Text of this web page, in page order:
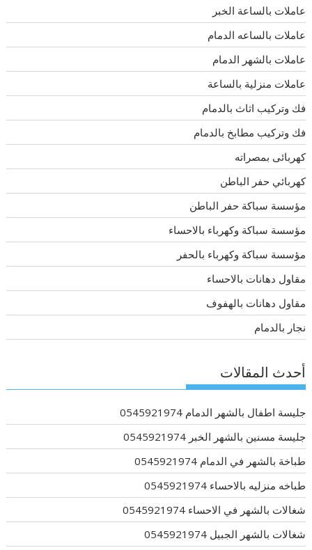
عاملات بالساعة الخبر
عاملات بالساعه الدمام
عاملات بالشهر الدمام
عاملات منزلية بالساعة
فك وتركيب اثاث بالدمام
فك وتركيب مطابخ بالدمام
كهربائى بمصراته
كهربائي حفر الباطن
مؤسسة سباكة حفر الباطن
مؤسسة سباكة وكهرباء بالاحساء
مؤسسة سباكة وكهرباء بالحفر
مقاول دهانات بالاحساء
مقاول دهانات بالهفوف
نجار بالدمام
أحدث المقالات
جليسة اطفال بالشهر الدمام 0545921974
جليسة مسنين بالشهر الخبر 0545921974
طباخة بالشهر في الدمام 0545921974
طباخه منزليه بالاحساء 0545921974
شغالات بالشهر في الاحساء 0545921974
شغالات بالشهر الجبيل 0545921974